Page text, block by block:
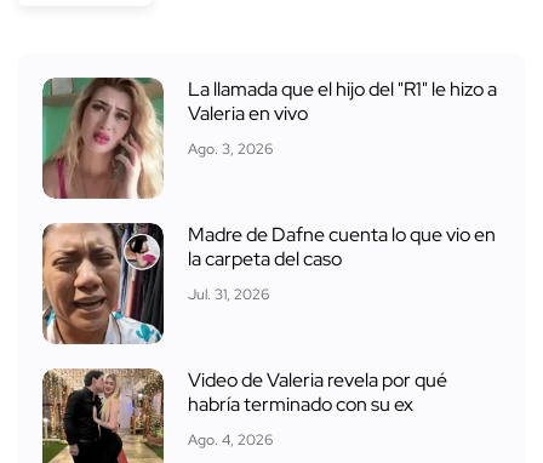
La llamada que el hijo del "R1" le hizo a
Valeria en vivo
Ago. 3, 2026
Madre de Dafne cuenta lo que vio en
la carpeta del caso
Jul. 31, 2026
Video de Valeria revela por qué
habría terminado con su ex
Ago. 4, 2026